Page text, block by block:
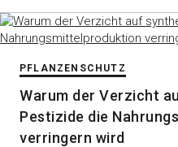
PFLANZENSCHUTZ
Warum der Verzicht
Pestizide die
verringern wird